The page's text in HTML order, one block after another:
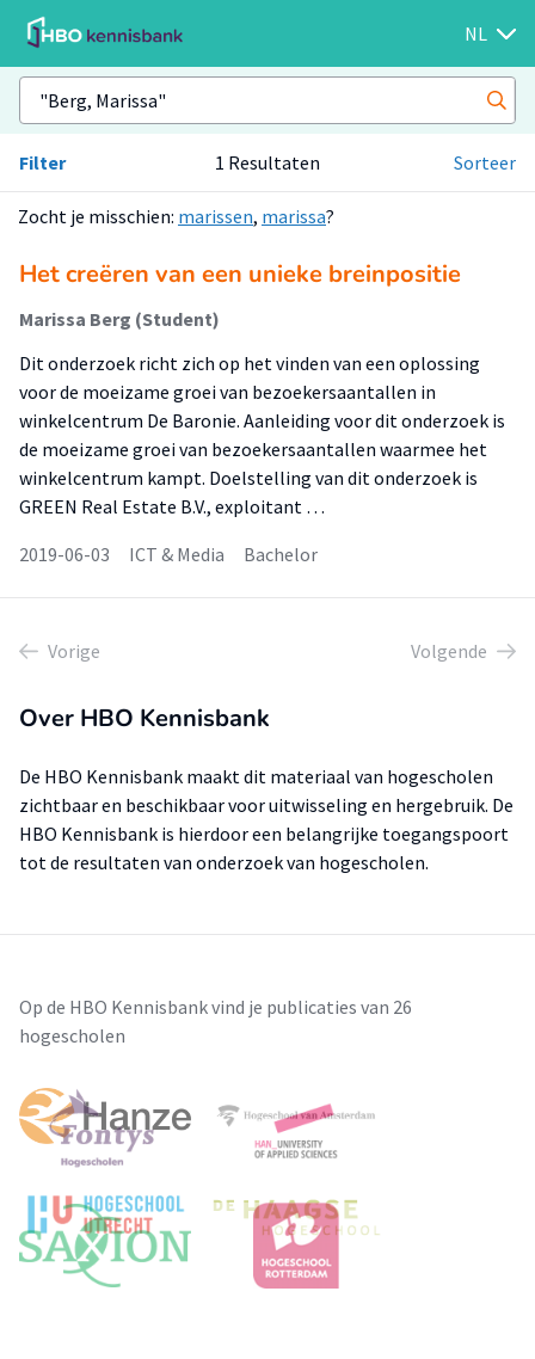
NL
Filter 1 Resultaten Sorteer
Zocht je misschien: marissen, marissa?
Het creëren van een unieke breinpositie
Marissa Berg (Student)
Dit onderzoek richt zich op het vinden van een oplossing
voor de moeizame groei van bezoekersaantallen in
winkelcentrum De Baronie. Aanleiding voor dit onderzoek is
de moeizame groei van bezoekersaantallen waarmee het
winkelcentrum kampt. Doelstelling van dit onderzoek is
GREEN Real Estate B.V., exploitant …
2019-06-03
ICT & Media Bachelor
Vorige Volgende
Over HBO Kennisbank
De HBO Kennisbank maakt dit materiaal van hogescholen
zichtbaar en beschikbaar voor uitwisseling en hergebruik. De
HBO Kennisbank is hierdoor een belangrijke toegangspoort
tot de resultaten van onderzoek van hogescholen.
Op de HBO Kennisbank vind je publicaties van 26
hogescholen